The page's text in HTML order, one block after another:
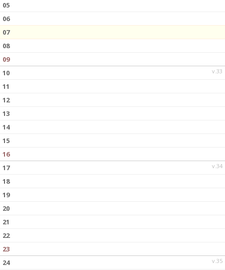
KONTAKT
05
06
07
08
09
v.33
10
11
12
13
14
15
16
v.34
17
18
19
20
21
22
23
v.35
24